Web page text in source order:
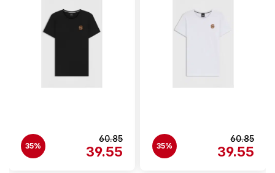
35%
60.85
39.55 35%
60.85
39.55